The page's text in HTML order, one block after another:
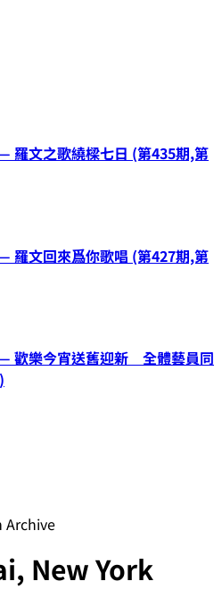
羅文之歌繞樑七日 (第435期,第
羅文回來爲你歌唱 (第427期,第
歡樂今宵送舊迎新 全體藝員同
Archive
New York